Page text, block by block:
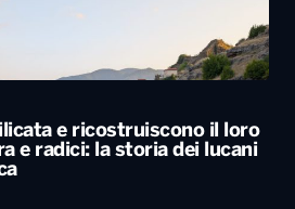
e ricostruiscono il loro
e radici: la storia dei lucani